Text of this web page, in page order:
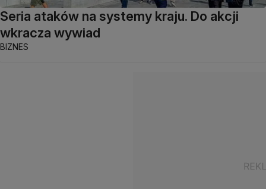
Seria ataków na systemy kraju. Do akcji
wkracza wywiad
BIZNES